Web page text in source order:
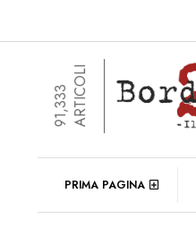
91,333ARTICOLI
PRIMA PAGINA